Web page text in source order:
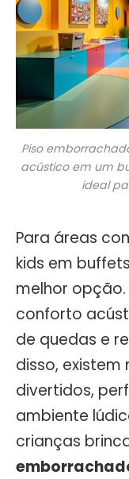
Piso
acústico em um
ideal
Para áreas
kids em
melhor
conforto
de quedas e
disso,
divertidos,
ambiente
crianças